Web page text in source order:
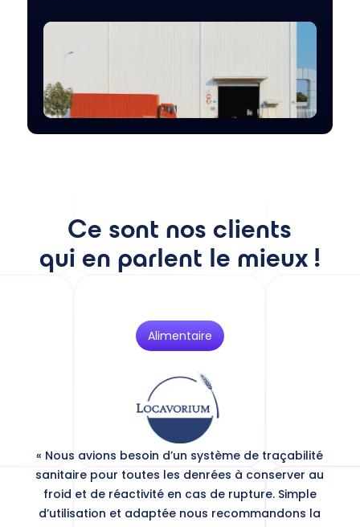
Ce sont nos clients
qui en parlent le mieux !
Alimentaire
« Nous avions besoin d’un système de traçabilité
sanitaire pour toutes les denrées à conserver au
froid et de réactivité en cas de rupture. Simple
d’utilisation et adaptée nous recommandons la